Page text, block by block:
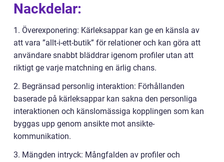
Nackdelar:
1. Överexponering: Kärleksappar kan ge en känsla av
att vara ”allt-i-ett-butik” för relationer och kan göra att
användare snabbt bläddrar igenom profiler utan att
riktigt ge varje matchning en ärlig chans.
2. Begränsad personlig interaktion: Förhållanden
baserade på kärleksappar kan sakna den personliga
interaktionen och känslomässiga kopplingen som kan
byggas upp genom ansikte mot ansikte-
kommunikation.
3. Mängden intryck: Mångfalden av profiler och